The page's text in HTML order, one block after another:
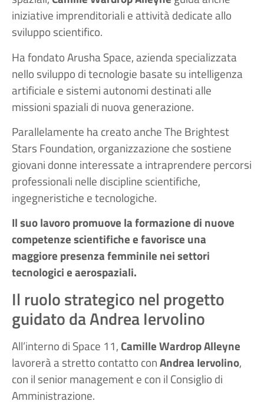
iniziative imprenditoriali e attività dedicate allo
sviluppo scientifico.
Ha fondato Arusha Space, azienda specializzata
nello sviluppo di tecnologie basate su intelligenza
artificiale e sistemi autonomi destinati alle
missioni spaziali di nuova generazione.
Parallelamente ha creato anche The Brightest
Stars Foundation, organizzazione che sostiene
giovani donne interessate a intraprendere percorsi
professionali nelle discipline scientifiche,
ingegneristiche e tecnologiche.
Il suo lavoro promuove la formazione di nuove
competenze scientifiche e favorisce una
maggiore presenza femminile nei settori
tecnologici e aerospaziali.
Il ruolo strategico nel progetto
guidato da Andrea Iervolino
All’interno di Space 11, Camille Wardrop Alleyne
lavorerà a stretto contatto conAndrea Iervolino,
con il senior management e con il Consiglio di
Amministrazione.